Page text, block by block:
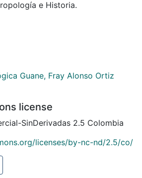
e Historia.
Guane, Fray Alonso Ortiz
license
SinDerivadas 2.5 Colombia
licenses/by-nc-nd/2.5/co/